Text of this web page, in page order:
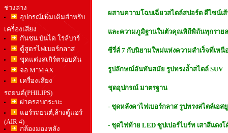
ช่วงล่าง
อุปกรณ์เพิ่มเติมสำหรับ
เครื่องเสียง
กันชน บันได โรล์บาร์
ตู้สูตรไฟเบอร์กลาส
ชุดแต่งสเกิร์ตรอบคัน
จอ M"MAX
เครื่องเสียง
รถยนต์(PHILIPS)
ฝาครอบกระบะ
แอร์รถยนต์,ล้างตู้แอร์
(AIR 4)
กล้องมองหลัง
ผสานความโฉบเฉี่ยวสไตล์สปอร์ต ดีไซน์เ
และความภูมิฐานในตัวคุณพิถีพิถันทุกราย
ซีรี่ส์ 7 กับนิยามใหม่แห่งความสำเร็จที่เห
รูปลักษณ์อันทันสมัย รูปทรงล้ำสไตล์ SUV
ชุดอุปกรณ์ มาตรฐาน
- ชุดหลังคาไฟเบอร์กลาส รูปทรงสไตล์เอส
- ชุดไฟท้าย LED ซูปเปอร์ไบร์ท เสาสีแดง